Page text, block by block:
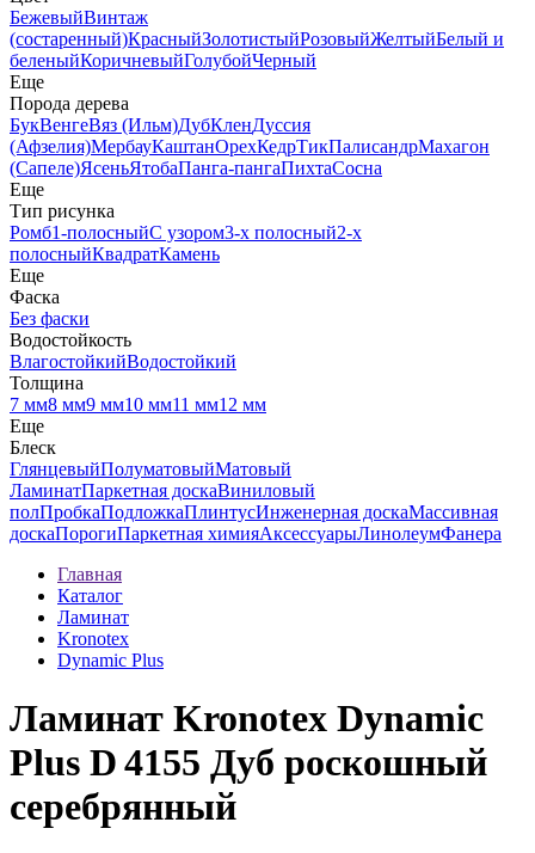
БежевыйВинтаж
(состаренный)КрасныйЗолотистыйРозовыйЖелтыйБелый и
беленыйКоричневыйГолубойЧерный
Еще
Порода дерева
БукВенгеВяз (Ильм)ДубКленДуссия
(Афзелия)МербауКаштанОрехКедрТикПалисандрМахагон
(Сапеле)ЯсеньЯтобаПанга-пангаПихтаСосна
Еще
Тип рисунка
Ромб1-полосныйС узором3-х полосный2-х
полосныйКвадратКамень
Еще
Фаска
Без фаски
Водостойкость
ВлагостойкийВодостойкий
Толщина
7 мм8 мм9 мм10 мм11 мм12 мм
Еще
Блеск
ГлянцевыйПолуматовыйМатовый
ЛаминатПаркетная доскаВиниловый
полПробкаПодложкаПлинтусИнженерная доскаМассивная
доскаПорогиПаркетная химияАксессуарыЛинолеумФанера
Главная
Каталог
Ламинат
Kronotex
Dynamic Plus
Ламинат Kronotex Dynamic
Plus D 4155 Дуб роскошный
серебрянный